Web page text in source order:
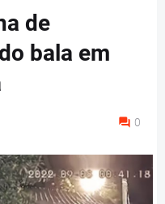
de
bala em
0